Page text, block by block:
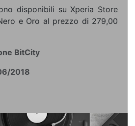
disponibili su Xperia Store
e Oro al prezzo di 279,00
BitCity
2018